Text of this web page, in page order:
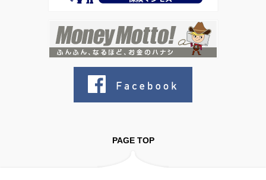
PAGE TOP